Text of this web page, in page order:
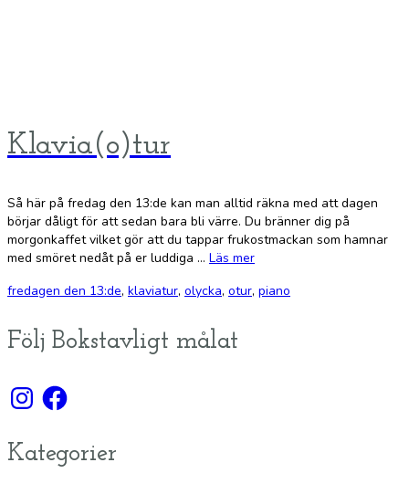
Klavia(o)tur
Så här på fredag den 13:de kan man alltid räkna med att dagen
börjar dåligt för att sedan bara bli värre. Du bränner dig på
morgonkaffet vilket gör att du tappar frukostmackan som hamnar
med smöret nedåt på er luddiga … Läs mer
fredagen den 13:de, klaviatur, olycka, otur, piano
Följ Bokstavligt målat
InstagramFacebook
Kategorier